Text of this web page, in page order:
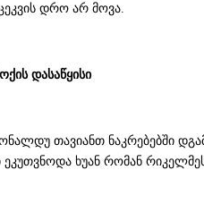
დრო არ მოვა.
დასაწყისი
თავიანთ ნაკრებებში
ეკუთვნოდა ხუან რომან